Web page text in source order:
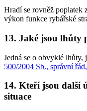
Hradí se rovněž poplatek
výkon funkce rybářské
13. Jaké jsou lhůty
Jedná se o obvyklé lhůty,
500/2004 Sb., správní
14. Kteří jsou další
situace